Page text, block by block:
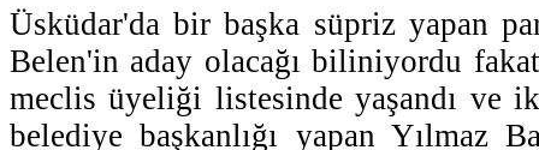
Üsküdar'da bir başka süpriz yapan
Belen'in aday olacağı biliniyordu
meclis üyeliği listesinde yaşandı ve
belediye başkanlığı yapan Yılmaz